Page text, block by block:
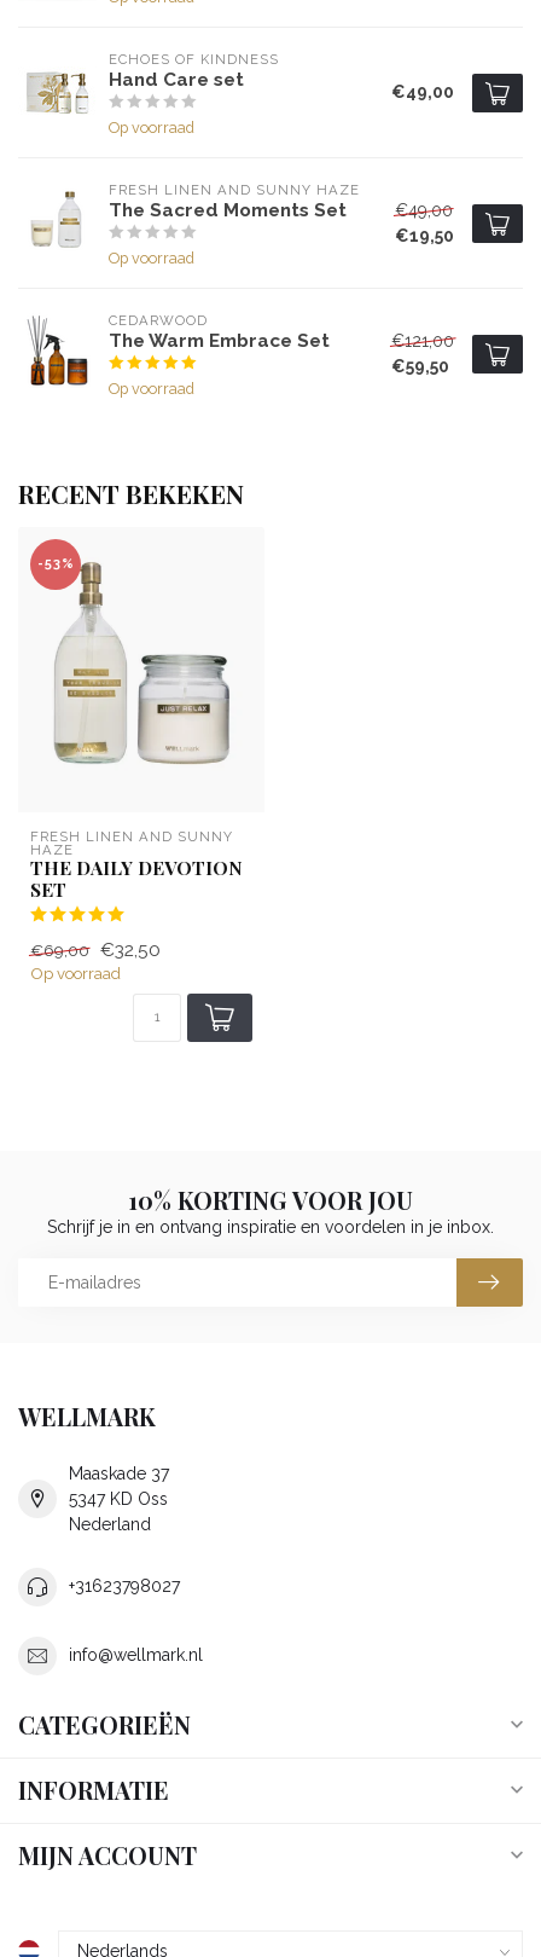
ECHOES OF KINDNESS
Hand Care set
Op voorraad
€49,00
FRESH LINEN AND SUNNY HAZE
The Sacred Moments Set
Op voorraad
€49,00
€19,50
CEDARWOOD
The Warm Embrace Set
Op voorraad
€121,00
€59,50
RECENT BEKEKEN
-53%
FRESH LINEN AND SUNNY
HAZE
THE DAILY DEVOTION
SET
€69,00 €32,50
Op voorraad
10% KORTING VOOR JOU
Schrijf je in en ontvang inspiratie en voordelen in je inbox.
WELLMARK
Maaskade 37
5347 KD Oss
Nederland
+31623798027
info@wellmark.nl
CATEGORIEËN
INFORMATIE
MIJN ACCOUNT